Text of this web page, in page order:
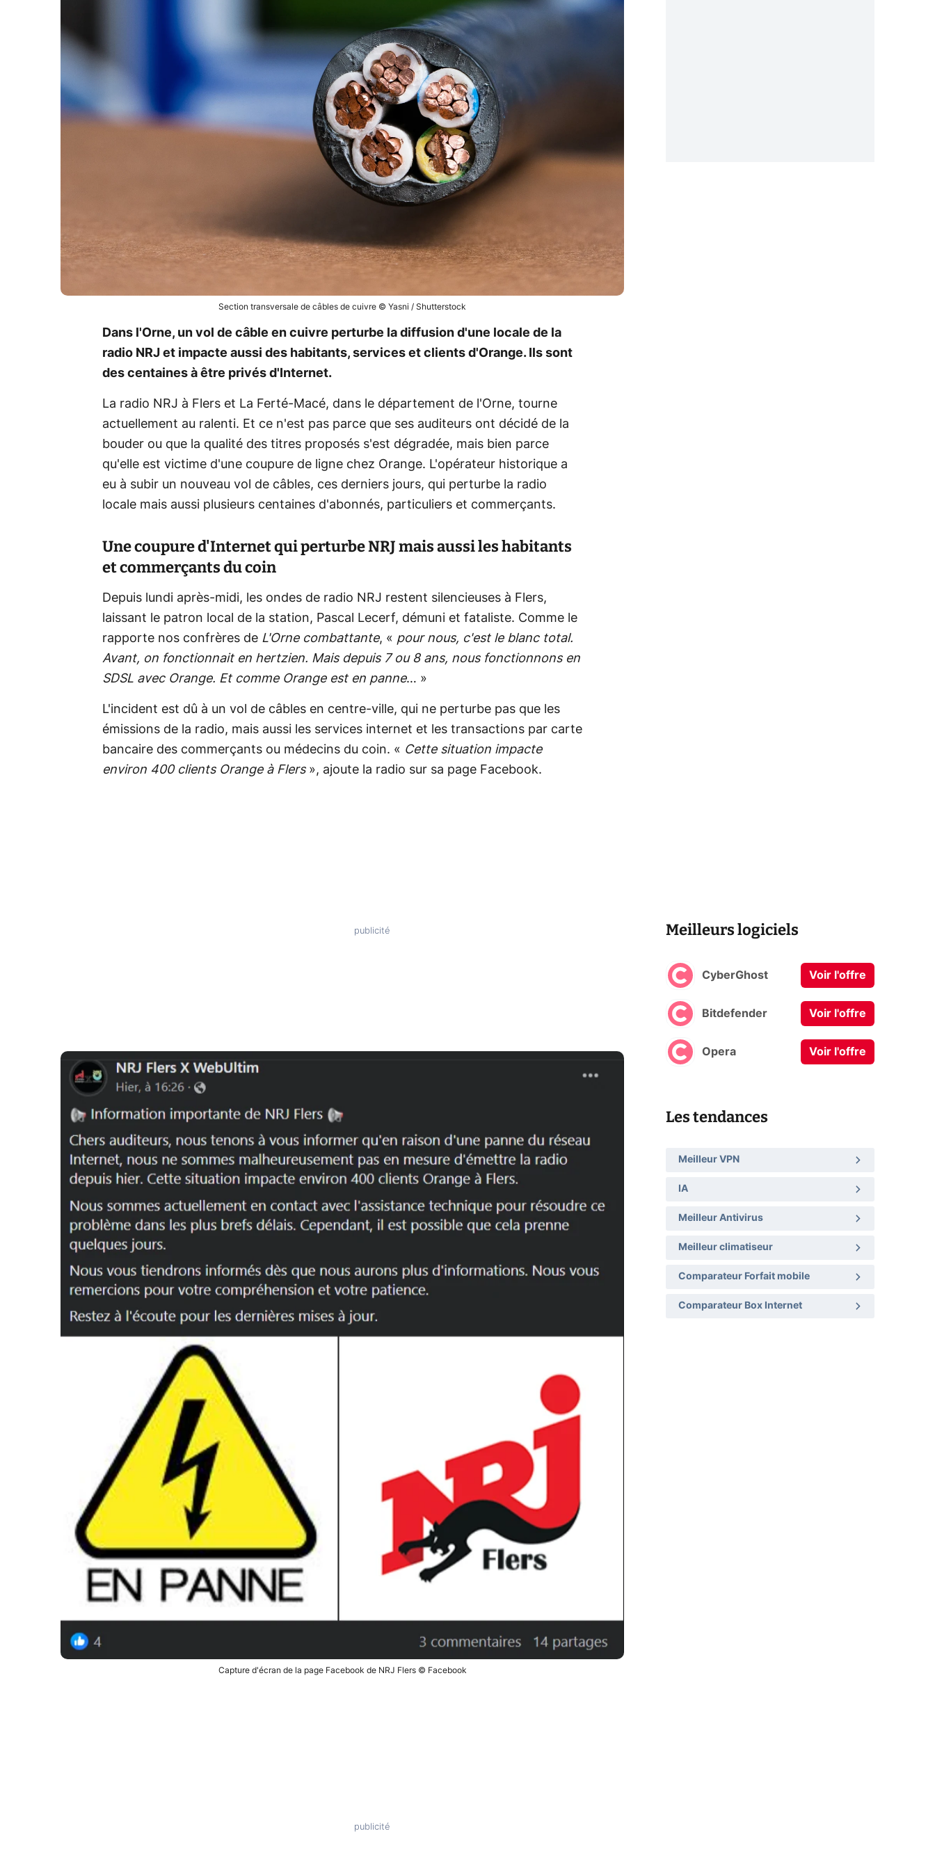
Section transversale de câbles de cuivre © Yasni / Shutterstock
Dans l'Orne, un vol de câble en cuivre perturbe la diffusion d'une locale de la
radio NRJ et impacte aussi des habitants, services et clients d'Orange. Ils sont
des centaines à être privés d'Internet.
La radio NRJ à Flers et La Ferté-Macé, dans le département de l'Orne, tourne
actuellement au ralenti. Et ce n'est pas parce que ses auditeurs ont décidé de la
bouder ou que la qualité des titres proposés s'est dégradée, mais bien parce
qu'elle est victime d'une coupure de ligne chez Orange. L'opérateur historique a
eu à subir un nouveau vol de câbles, ces derniers jours, qui perturbe la radio
locale mais aussi plusieurs centaines d'abonnés, particuliers et commerçants.
Une coupure d'Internet qui perturbe NRJ mais aussi les habitants
et commerçants du coin
Depuis lundi après-midi, les ondes de radio NRJ restent silencieuses à Flers,
laissant le patron local de la station, Pascal Lecerf, démuni et fataliste. Comme le
rapporte nos confrères de L'Orne combattante, « pour nous, c'est le blanc total.
Avant, on fonctionnait en hertzien. Mais depuis 7 ou 8 ans, nous fonctionnons en
SDSL avec Orange. Et comme Orange est en panne… »
L'incident est dû à un vol de câbles en centre-ville, qui ne perturbe pas que les
émissions de la radio, mais aussi les services internet et les transactions par carte
bancaire des commerçants ou médecins du coin. « Cette situation impacte
environ 400 clients Orange à Flers», ajoute la radio sur sa page Facebook.
Capture d'écran de la page Facebook de NRJ Flers © Facebook
Meilleurs logiciels
CyberGhost Voir l'offre
Bitdefender Voir l'offre
Opera Voir l'offre
Les tendances
Meilleur VPN
IA
Meilleur Antivirus
Meilleur climatiseur
Comparateur Forfait mobile
Comparateur Box Internet